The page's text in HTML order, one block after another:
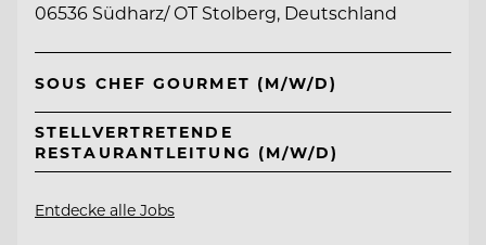
06536 Südharz/ OT Stolberg, Deutschland
SOUS CHEF GOURMET (M/W/D)
STELLVERTRETENDE
RESTAURANTLEITUNG (M/W/D)
Entdecke alle Jobs